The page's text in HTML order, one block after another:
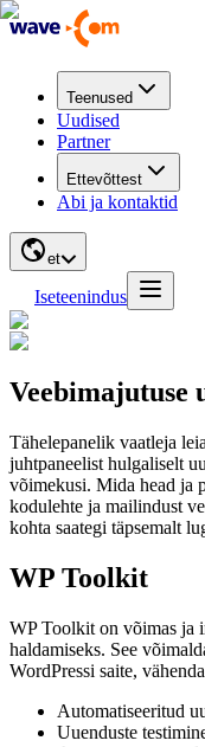
Teenused
Uudised
Partner
Ettevõttest
Abi ja kontaktid
et
Iseteenindus
Veebimajutuse
Tähelepanelik vaatleja
juhtpaneelist hulgaliselt
võimekusi. Mida head ja
kodulehte ja mailindust
kohta saategi täpsemalt
WP Toolkit
WP Toolkit on võimas ja
haldamiseks. See
WordPressi saite,
Automatiseeritud
Uuenduste